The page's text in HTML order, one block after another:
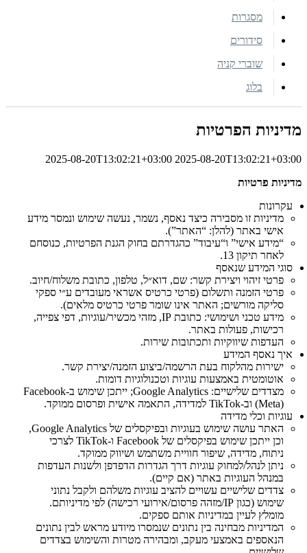
מסגרות
סידורים
שוברי קניה
בלוג
מדיניות הפרטיות
2025-08-20T13:02:21+03:00 2025-08-20T13:02:21+03:00
מדיניות פרטיות
עקרונות
מדיניות זו מסבירה כיצד נאסף, נשמר, נעשה שימוש ונמסר מידע
אישי באתר (להלן: “האתר”).
“מידע אישי” ו“עיבוד” כהגדרתם בחוק הגנת הפרטיות, כנוסחם
לאחר תיקון 13.
סוגי המידע שנאסף
פרטי זיהוי ויצירת קשר: שם, דוא״ל, טלפון, כתובת משלוח/חיוב.
פרטי הזמנה ותשלום (פרטי כרטיס אשראי מעובדים ע״י ספקי
סליקה מורשים; האתר אינו שומר פרטי כרטיס מלאים).
מידע טכני ושימושי: כתובת IP, מזהי מכשיר/עוגיות, דפי צפייה,
רכישות, פעולות באתר.
העדפות שיווקיות ותכתובות שירות.
איך נאסף המידע
ישירות מהלקוח בעת הרשמה/ביצוע הזמנה/יצירת קשר.
אוטומטית באמצעות עוגיות וטכנולוגיות דומות.
מצדדים שלישיים: Google Analytics; ייתכן שימוש ב‑Facebook
(Meta) וב‑TikTok למדידה, התאמה אישית ופרסום ממוקד.
עוגיות וכלי מדידה
האתר עושה שימוש בעוגיות ובפיקסלים של Google Analytics,
וכן ייתכן שימוש בפיקסלים של Facebook ו‑TikTok לצרכי
ניתוח, מדידה, שיפור חוויית משתמש ושיווק ממוקד.
ניתן לנהל/למחוק עוגיות דרך הגדרות הדפדפן ולשנות העדפות
במנהל העוגיות באתר (אם קיים).
צדדים שלישיים עשויים להציב עוגיות משלהם ולקבל נתוני
שימוש (כגון IP/מזהה פרסום/אירועי רכישה) לפי מדיניותם.
מומלץ לעיין במדיניות אותם ספקים.
המדיניות מבחינה בין נתונים שנמסרו מיודע מראש לבין נתונים
הנאספים באמצעי מעקב, ומבהירה מטרות והשימוש בצדדים